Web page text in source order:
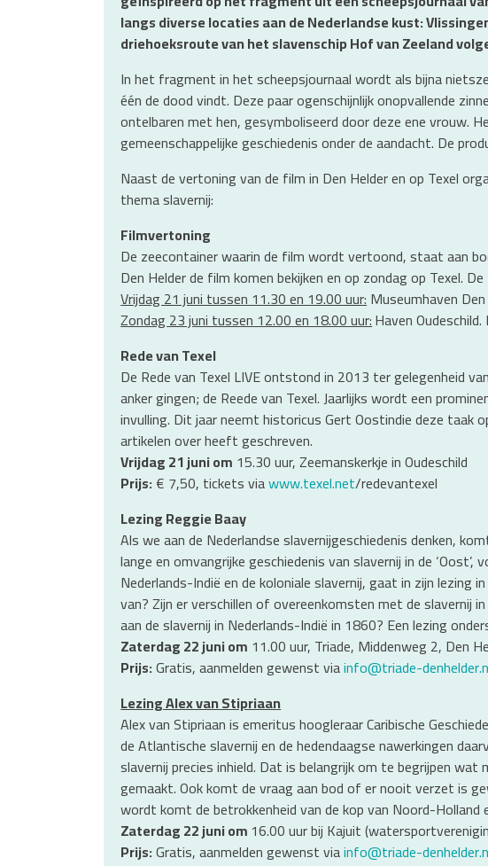
langs diverse locaties aan de Nederlandse kust:
driehoeksroute van het slavenschip Hof van Zeeland
In het fragment in het scheepsjournaal wordt als bijna
één de dood vindt. Deze paar ogenschijnlijk onopvallende
ontelbaren met hen, gesymboliseerd door deze ene vrouw.
gemeenschappelijke geschiedenis onder de aandacht. De
Naast de vertoning van de film in Den Helder en op Texel
thema slavernij:
Filmvertoning
De zeecontainer waarin de film wordt vertoond, staat aan
Den Helder de film komen bekijken en op zondag op Texel.
Vrijdag 21 juni tussen 11.30 en 19.00 uur:Museumhaven
Zondag 23 juni tussen 12.00 en 18.00 uur:Haven
Rede van Texel
De Rede van Texel LIVE ontstond in 2013 ter gelegenheid
anker gingen; de Reede van Texel. Jaarlijks wordt een
invulling. Dit jaar neemt historicus Gert Oostindie deze taak
artikelen over heeft geschreven.
Vrijdag 21 juni om 15.30 uur, Zeemanskerkje in Oudeschild
Prijs:€ 7,50, tickets viawww.texel.net/redevantexel
Lezing Reggie Baay
Als we aan de Nederlandse slavernijgeschiedenis denken,
lange en omvangrijke geschiedenis van slavernij in de
Nederlands-Indië en de koloniale slavernij, gaat in zijn
van? Zijn er verschillen of overeenkomsten met de slavernij
aan de slavernij in Nederlands-Indië in 1860? Een lezing
Zaterdag 22 juni om 11.00 uur, Triade, Middenweg 2, Den
Prijs:Gratis, aanmelden gewenst viainfo@triade-
Lezing Alex van Stipriaan
Alex van Stipriaan is emeritus hoogleraar Caribische
de Atlantische slavernij en de hedendaagse nawerkingen
slavernij precies inhield. Dat is belangrijk om te begrijpen
gemaakt. Ook komt de vraag aan bod of er nooit verzet is
wordt komt de betrokkenheid van de kop van Noord-Holland
Zaterdag 22 juni om16.00 uur bij Kajuit
Prijs:Gratis, aanmelden gewenst viainfo@triade-